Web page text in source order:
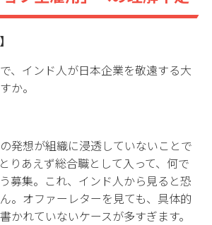
、インド人が日本企業を敬遠する大
か。
発想が組織に浸透していないことで
りあえず総合職として入って、何で
募集。これ、インド人から見ると恐
。オファーレターを見ても、具体的
かれていないケースが多すぎます。